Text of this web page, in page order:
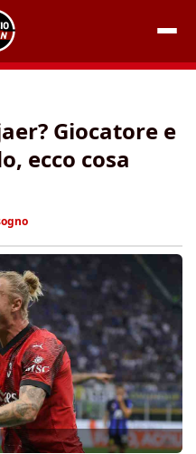
Giocatore e
ecco cosa